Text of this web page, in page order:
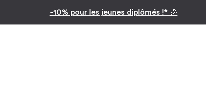
Facilitez vos achats avec le paiement en 10x
Inspiration par